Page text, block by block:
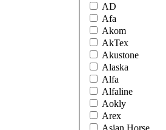
AD
Afa
Akom
AkTex
Akustone
Alaska
Alfa
Alfaline
Aokly
Arex
Asian Horse